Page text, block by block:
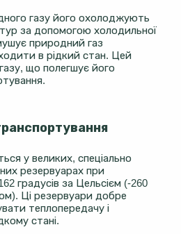
газу його охолоджують
за допомогою холодильної
природний газ
в рідкий стан. Цей
що полегшує його
у великих, спеціально
резервуарах при
градусів за Цельсієм (-260
Ці резервуари добре
теплопередачу і
стані.